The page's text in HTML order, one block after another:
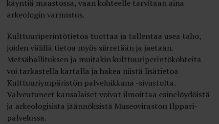
käyntiä maastossa, vaan kohteelle tarvitaan aina
arkeologin varmistus.
Kulttuuriperintötietoa tuottaa ja tallentaa usea taho,
joiden välillä tietoa myös siirretään ja jaetaan.
Metsähallituksen ja muitakin kulttuuriperintökohteita
voi tarkastella kartalla ja hakea niistä lisätietoa
Kulttuuriympäristön palveluikkuna -sivustolta.
Valveutuneet kansalaiset voivat ilmoittaa esinelöydöistä
ja arkeologisista jäännöksistä Museoviraston Ilppari-
palvelussa.